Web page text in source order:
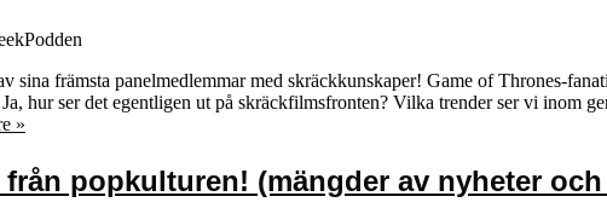
JULSPECIALER 2013
sina främsta panelmedlemmar med skräckkunskaper! Game of Thrones-
hur ser det egentligen ut på skräckfilmsfronten? Vilka trender ser vi inom
»
från popkulturen! (mängder av nyheter